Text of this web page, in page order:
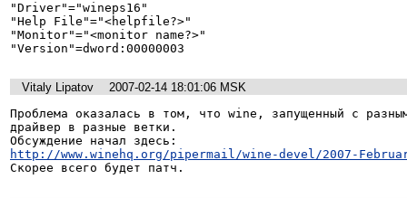
"Driver"="wineps16"
"Help File"="<helpfile?>"
"Monitor"="<monitor name?>"
"Version"=dword:00000003
Vitaly Lipatov
2007-02-14 18:01:06 MSK
Проблема оказалась в том, что wine, запущенный с
драйвер в разные ветки.
http://www.winehq.org/pipermail/wine-devel/2007-